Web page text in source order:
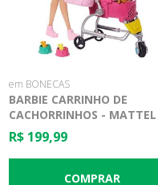
em BONECAS
BARBIE CARRINHO DE
CACHORRINHOS - MATTEL
R$ 199,99